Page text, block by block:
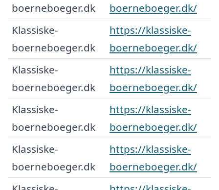
boerneboeger.dk
boerneboeger.dk/
Klassiske-
boerneboeger.dk
https://klassiske-
boerneboeger.dk/
Klassiske-
boerneboeger.dk
https://klassiske-
boerneboeger.dk/
Klassiske-
boerneboeger.dk
https://klassiske-
boerneboeger.dk/
Klassiske-
boerneboeger.dk
https://klassiske-
boerneboeger.dk/